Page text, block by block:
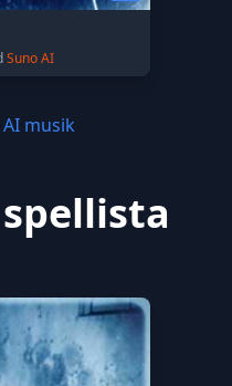
Suno AI
musik